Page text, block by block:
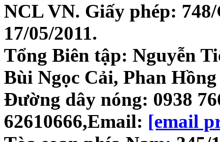
NCL VN. Giấy phép:
17/05/2011.
Tổng Biên tập: Nguyễn
Bùi Ngọc Cải, Phan
Đường dây nóng: 0938
62610666,Email: [email